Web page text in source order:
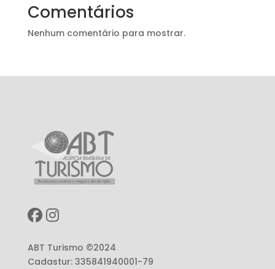
Comentários
Nenhum comentário para mostrar.
ABT Turismo ©2024
Cadastur: 335841940001-79